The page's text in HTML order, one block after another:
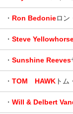
・ Ron Bedonieロン
・ Steve
・ Sunshine Reeves
・ TOM HAWK トム
・ Will & Delbert